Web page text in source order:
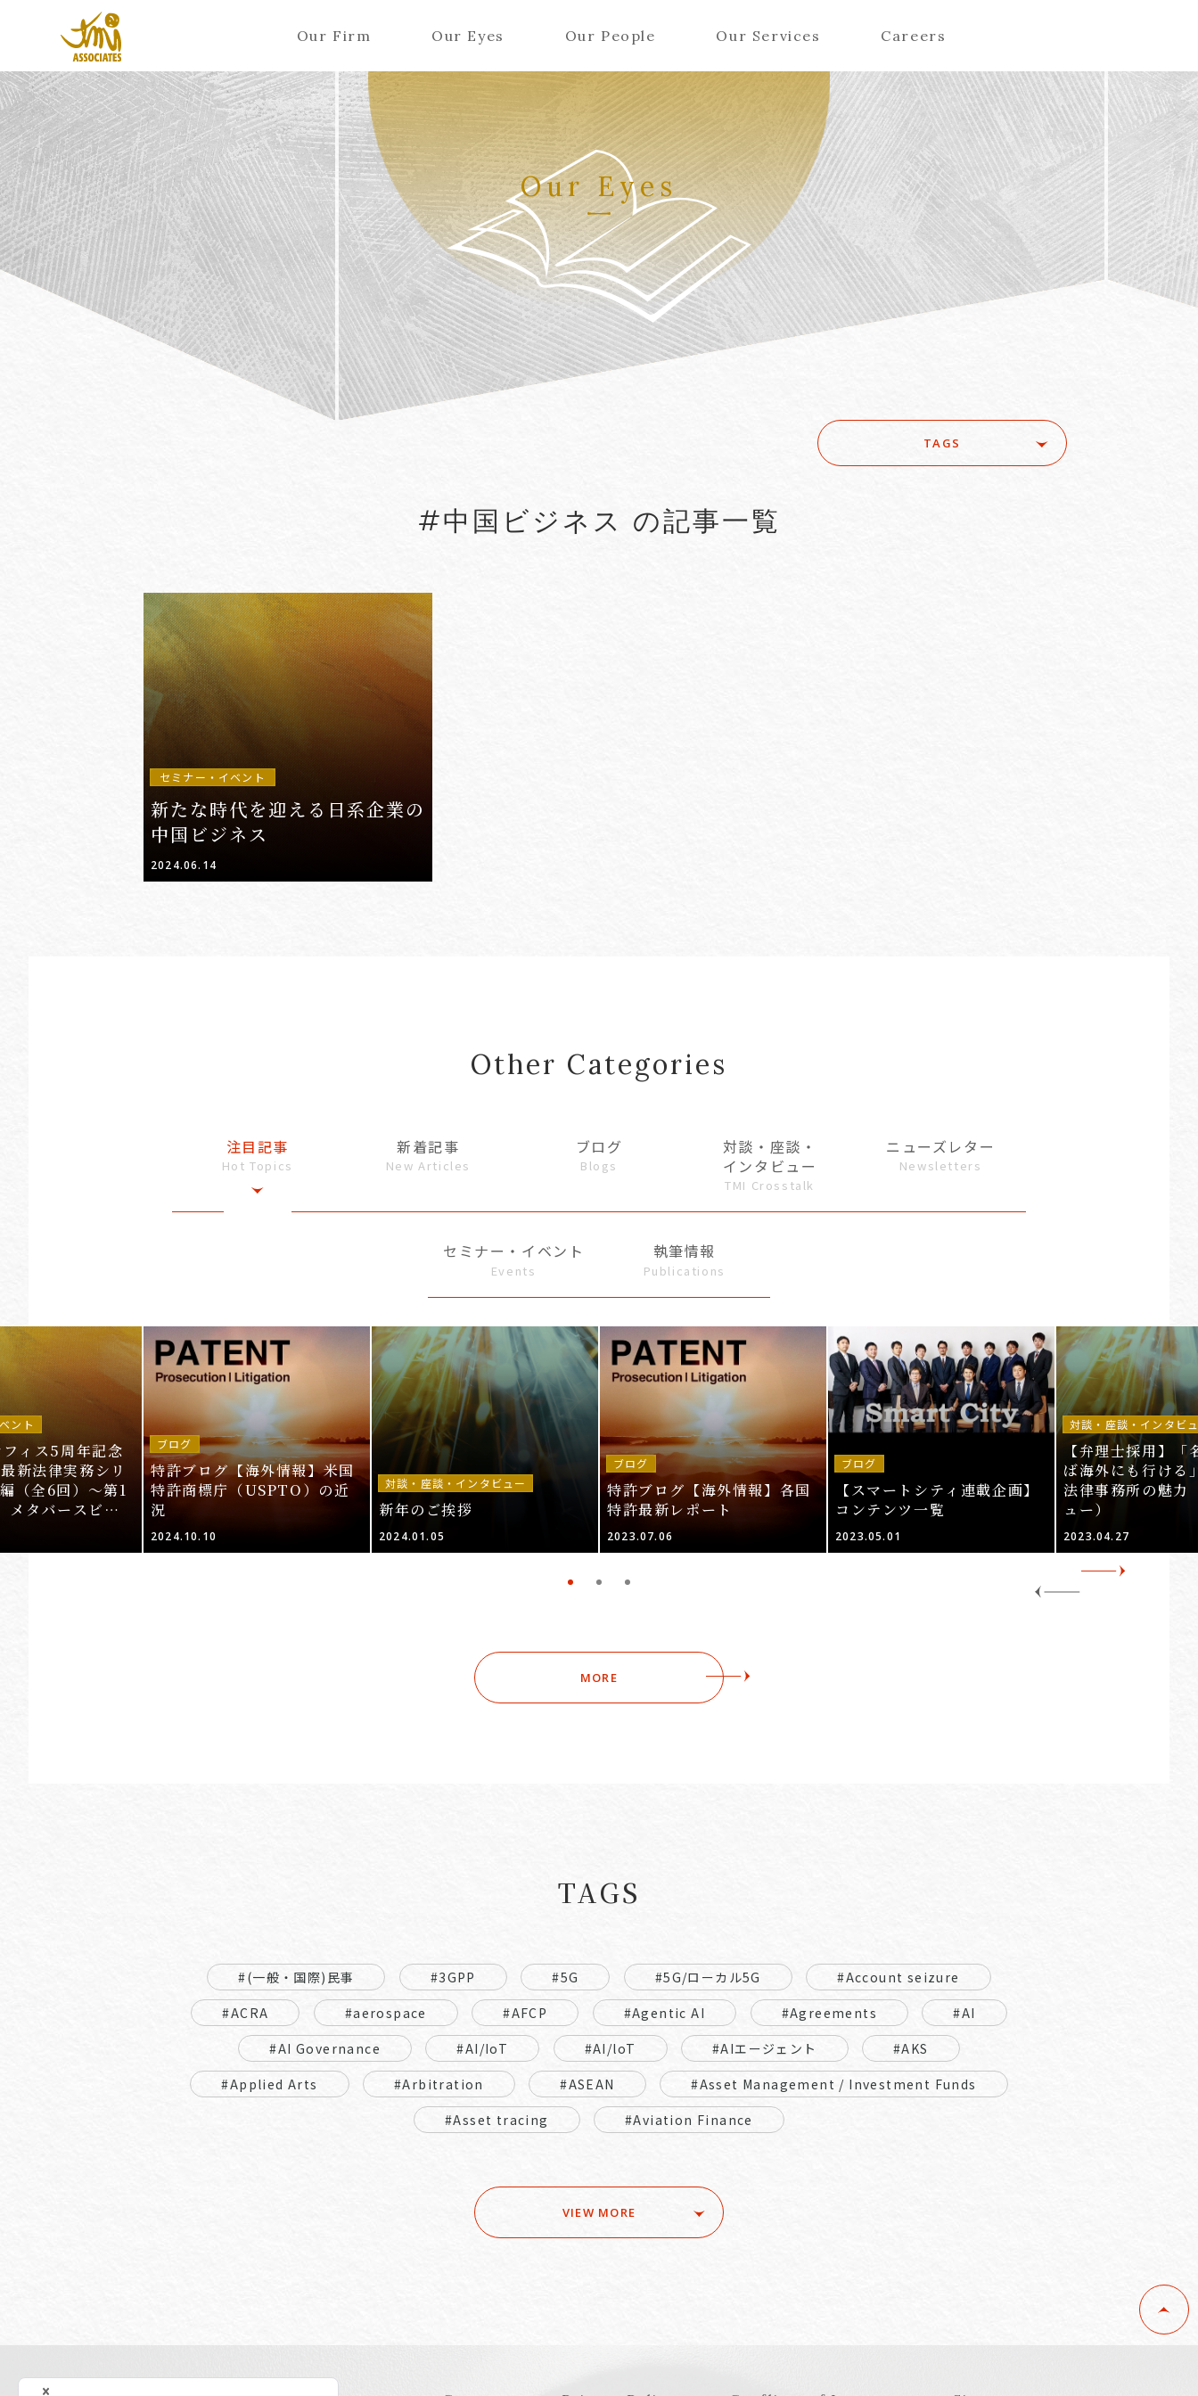
Our Firm Our Eyes Our People Our Services Careers
Our Eyes
TAGS
#Account seizure
#aerospace
#Applied Arts #Arbitration #ASEAN
#中国ビジネス の記事一覧
セミナー・イベント
新たな時代を迎える日系企業の
中国ビジネス
2024.06.14
Other Categories
注目記事
Hot Topics
新着記事
New Articles
ブログ
Blogs
対談・座談・
インタビュー
TMI Crosstalk
ニューズレター
Newsletters
セミナー・イベント
Events
執筆情報
Publications
ント
ィス5周年記念
新法律実務シリ
（全6回）～第1
メタバースビジ
ブログ
特許ブログ【海外情報】米国
特許商標庁（USPTO）の近
況
2024.10.10
対談・座談・インタビュー
新年のご挨拶
2024.01.05
ブログ
特許ブログ【海外情報】各国
特許最新レポート
2023.07.06
ブログ
【スマートシティ連載企画】
コンテンツ一覧
2023.05.01
対談・座談・インタビ
【弁理士採用】「
ば海外にも行け
法律事務所の魅力
ュー）
2023.04.27
MORE
TAGS
#(一般・国際)民事 #3GPP #5G #5G/ローカル5G
#Account seizure
#ACRA
#aerospace #AFCP #Agentic AI #Agreements
#AI
#AI Governance
#AI/IoT #AI/loT #AIエージェント
#AKS
#Applied Arts
#Arbitration #ASEAN
#Asset Management / Investment Funds
#Asset tracing
#Aviation Finance
VIEW MORE